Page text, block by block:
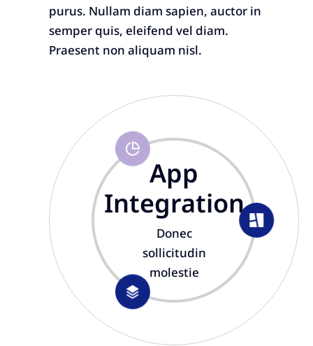
purus. Nullam diam sapien, auctor in
semper quis, eleifend vel diam.
Praesent non aliquam nisl.
App
Integration
Donec
sollicitudin
molestie